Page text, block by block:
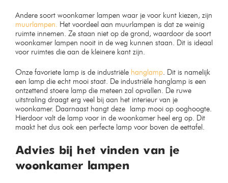
Andere soort woonkamer lampen waar je voor kunt kiezen, zijn
muurlampen. Het voordeel aan muurlampen is dat ze weinig
ruimte innemen. Ze staan niet op de grond, waardoor de soort
woonkamer lampen nooit in de weg kunnen staan. Dit is ideaal
voor ruimtes die aan de kleinere kant zijn.
Onze favoriete lamp is de industriële hanglamp. Dit is namelijk
een lamp die echt mooi staat. De industriële hanglamp is een
ontzettend stoere lamp die meteen zal opvallen. De ruwe
uitstraling draagt erg veel bij aan het interieur van je
woonkamer. Daarnaast hangt deze lamp mooi op ooghoogte.
Hierdoor valt de lamp voor in de woonkamer heel erg op. Dit
maakt het dus ook een perfecte lamp voor boven de eettafel.
Advies bij het vinden van je
woonkamer lampen